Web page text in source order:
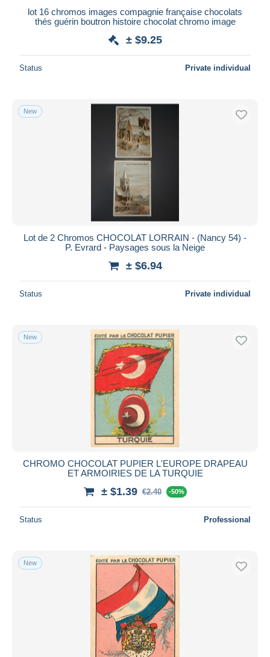
lot 16 chromos images compagnie française chocolats
thés guérin boutron histoire chocolat chromo image
± $9.25
Status Private individual
New
Lot de 2 Chromos CHOCOLAT LORRAIN - (Nancy 54) -
P. Evrard - Paysages sous la Neige
± $6.94
Status Private individual
New
CHROMO CHOCOLAT PUPIER L'EUROPE DRAPEAU
ET ARMOIRIES DE LA TURQUIE
± $1.39 €2.40 -50%
Status Professional
New